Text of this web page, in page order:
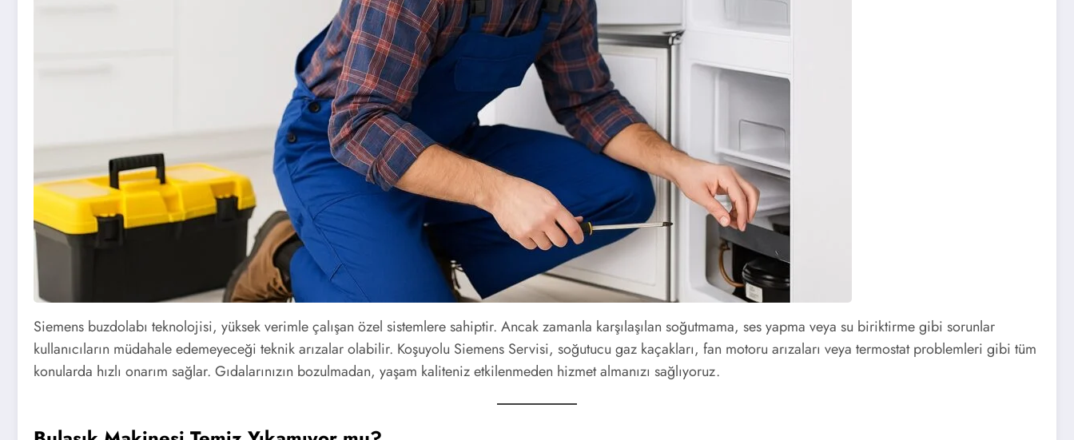
Siemens buzdolabı teknolojisi, yüksek verimle çalışan özel sistemlere sahiptir. Ancak zamanla karşılaşılan soğutmama, ses yapma veya su biriktirme gibi sorunlar
kullanıcıların müdahale edemeyeceği teknik arızalar olabilir. Koşuyolu Siemens Servisi, soğutucu gaz kaçakları, fan motoru arızaları veya termostat problemleri gibi tüm
konularda hızlı onarım sağlar. Gıdalarınızın bozulmadan, yaşam kaliteniz etkilenmeden hizmet almanızı sağlıyoruz.